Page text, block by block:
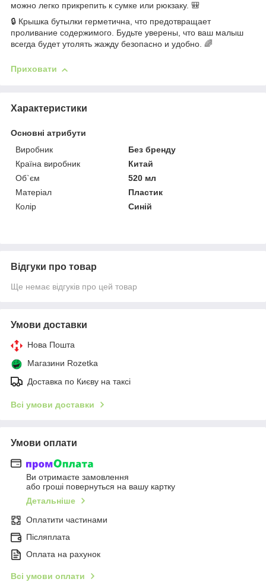
можно легко прикрепить к сумке или рюкзаку. 🎒
🔒 Крышка бутылки герметична, что предотвращает
проливание содержимого. Будьте уверены, что ваш малыш
всегда будет утолять жажду безопасно и удобно. 🌈
Приховати
Характеристики
Основні атрибути
Виробник
Без бренду
Країна виробник
Китай
Об`єм
520 мл
Матеріал
Пластик
Колір
Синій
Відгуки про товар
Ще немає відгуків про цей товар
Умови доставки
Нова Пошта
Магазини Rozetka
Доставка по Києву на таксі
Всі умови доставки
Умови оплати
Ви отримаєте замовлення
або гроші повернуться на вашу картку
Детальніше
Оплатити частинами
Післяплата
Оплата на рахунок
Всі умови оплати